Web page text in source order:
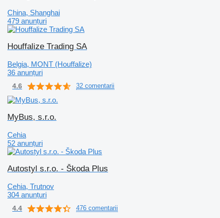
China, Shanghai
479 anunțuri
Houffalize Trading SA
Belgia, MONT (Houffalize)
36 anunțuri
4.6 32 comentarii
MyBus, s.r.o.
Cehia
52 anunțuri
Autostyl s.r.o. - Škoda Plus
Cehia, Trutnov
304 anunțuri
4.4 476 comentarii